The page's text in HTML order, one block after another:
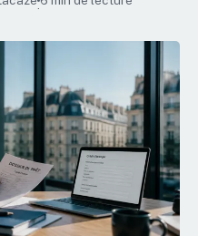
·